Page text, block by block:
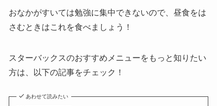
おなかがすいては勉強に集中できないので、昼食をは
さむときはこれを食べましょう！
スターバックスのおすすめメニューをもっと知りたい
方は、以下の記事をチェック！
あわせて読みたい